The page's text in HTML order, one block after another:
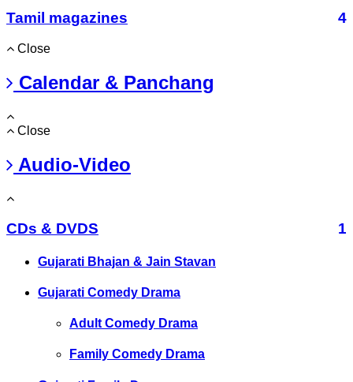
Tamil magazines
4
Close
Calendar & Panchang
Close
Audio-Video
CDs & DVDS 1
Gujarati Bhajan & Jain Stavan
Gujarati Comedy Drama
Adult Comedy Drama
Family Comedy Drama